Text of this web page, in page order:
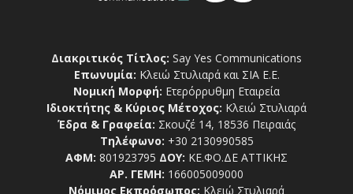
Διακριτικός Τίτλος: Say Yes Communications
Επωνυμία: Κλειώ Στυλιαρά και ΣΙΑ Ε.Ε.
Νομική Μορφή: Ετερόρρυθμη Εταιρεία
Ιδιοκτήτης & Κύριος Μέτοχος: Κλειώ Στυλιαρά
Έδρα & Γραφεία: Σκουζέ 14, 18536 Πειραιάς
Τηλέφωνο: +30 2130990585
ΑΦΜ: 801923795 ΔΟΥ: ΚΕ.ΦΟ.ΔΕ ΑΤΤΙΚΗΣ
ΑΡ. ΓΕΜΗ: 166005009000
Νόμιμος Εκπρόσωπος: Κλειώ Στυλιαρά